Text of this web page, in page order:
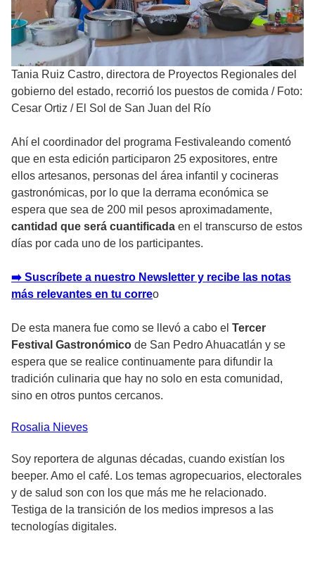
Tania Ruiz Castro, directora de Proyectos Regionales del
gobierno del estado, recorrió los puestos de comida / Foto:
Cesar Ortiz / El Sol de San Juan del Río
Ahí el coordinador del programa Festivaleando comentó
que en esta edición participaron 25 expositores, entre
ellos artesanos, personas del área infantil y cocineras
gastronómicas, por lo que la derrama económica se
espera que sea de 200 mil pesos aproximadamente,
cantidad que será cuantificada en el transcurso de estos
días por cada uno de los participantes.
➡️ Suscríbete a nuestro Newsletter y recibe las notas
más relevantes en tu correo
De esta manera fue como se llevó a cabo el Tercer
Festival Gastronómico de San Pedro Ahuacatlán y se
espera que se realice continuamente para difundir la
tradición culinaria que hay no solo en esta comunidad,
sino en otros puntos cercanos.
Rosalia Nieves
Soy reportera de algunas décadas, cuando existían los
beeper. Amo el café. Los temas agropecuarios, electorales
y de salud son con los que más me he relacionado.
Testiga de la transición de los medios impresos a las
tecnologías digitales.